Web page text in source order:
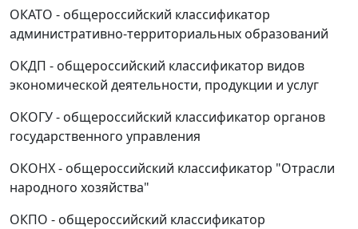
ОКАТО - общероссийский классификатор
административно-территориальных образований
ОКДП - общероссийский классификатор видов
экономической деятельности, продукции и услуг
ОКОГУ - общероссийский классификатор органов
государственного управления
ОКОНХ - общероссийский классификатор "Отрасли
народного хозяйства"
ОКПО - общероссийский классификатор